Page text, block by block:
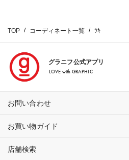
TOP コーディネート一覧 ﾂｷ
グラニフ公式アプリ
LOVE with GRAPHIC
お問い合わせ
お買い物ガイド
店舗検索